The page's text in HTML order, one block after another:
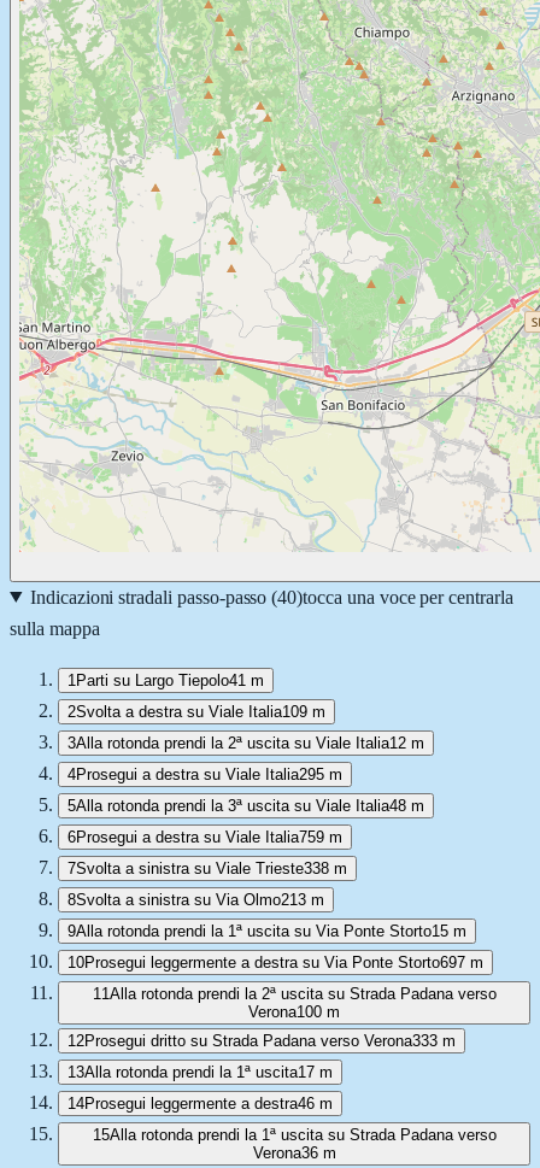
Indicazioni stradali passo-passo (40)tocca una voce per centrarla
sulla mappa
1 Parti su Largo Tiepolo41 m
2Svolta a destra su Viale Italia109 m
3Alla rotonda prendi la 2ª uscita su Viale Italia12 m
4Prosegui a destra su Viale Italia295 m
5Alla rotonda prendi la 3ª uscita su Viale Italia48 m
6Prosegui a destra su Viale Italia759 m
7Svolta a sinistra su Viale Trieste338 m
8Svolta a sinistra su Via Olmo213 m
9Alla rotonda prendi la 1ª uscita su Via Ponte Storto15 m
10Prosegui leggermente a destra su Via Ponte Storto697 m
11Alla rotonda prendi la 2ª uscita su Strada Padana verso
Verona100 m
12Prosegui dritto su Strada Padana verso Verona333 m
13Alla rotonda prendi la 1ª uscita17 m
14Prosegui leggermente a destra46 m
15Alla rotonda prendi la 1ª uscita su Strada Padana verso
Verona36 m